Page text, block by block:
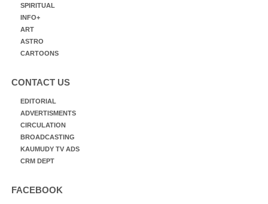
SPIRITUAL
INFO+
ART
ASTRO
CARTOONS
CONTACT US
EDITORIAL
ADVERTISMENTS
CIRCULATION
BROADCASTING
KAUMUDY TV ADS
CRM DEPT
FACEBOOK